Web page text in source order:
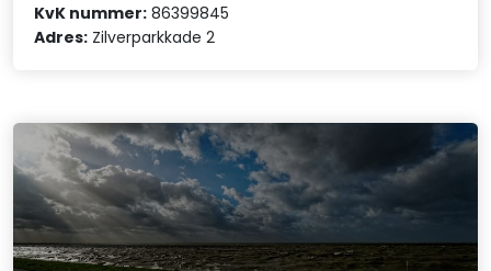
KvK nummer: 86399845
Adres: Zilverparkkade 2